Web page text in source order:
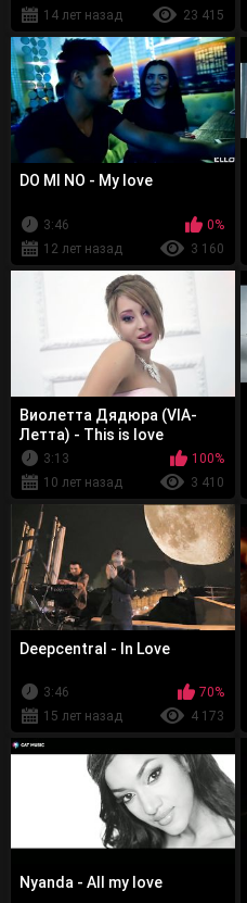
14 лет назад
23 415
DO MI NO - My love
3:46
0%
12 лет назад
3 160
Виолетта Дядюра (VIA-
Летта) - This is love
3:13
100%
10 лет назад
3 410
Deepcentral - In Love
3:46
70%
15 лет назад
4 173
Nyanda - All my love